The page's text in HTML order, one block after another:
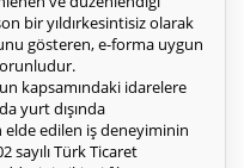
bir yıldırkesintisiz olarak
gösteren, e-forma uygun
kapsamındaki idarelere
yurt dışında
edilen iş deneyiminin
sayılı Türk Ticaret